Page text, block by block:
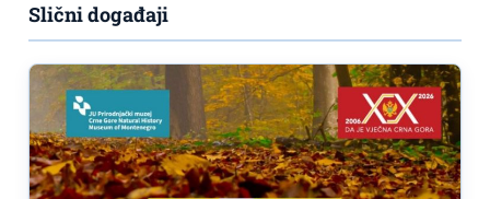
Slični događaji